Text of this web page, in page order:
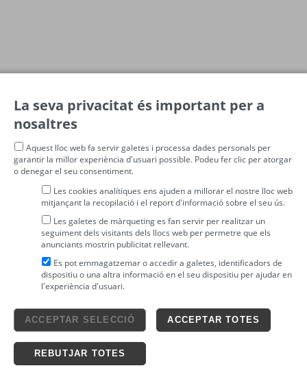
powered by4tickets S.L.
Ticketing solutions
Avís legal
Condicions generals
La seva privacitat és important per a
nosaltres
Aquest lloc web fa servir galetes i processa dades personals per
garantir la millor experiència d'usuari possible. Podeu fer clic per atorgar
o denegar el seu consentiment.
Les cookies analítiques ens ajuden a millorar el nostre lloc web
mitjançant la recopilació i el report d'informació sobre el seu ús.
Les galetes de màrqueting es fan servir per realitzar un
seguiment dels visitants dels llocs web per permetre que els
anunciants mostrin publicitat rellevant.
Es pot emmagatzemar o accedir a galetes, identificadors de
dispositiu o una altra informació en el seu dispositiu per ajudar en
l'experiència d'usuari.
ACCEPTAR TOTES
ACCEPTAR SELECCIÓ
REBUTJAR TOTES